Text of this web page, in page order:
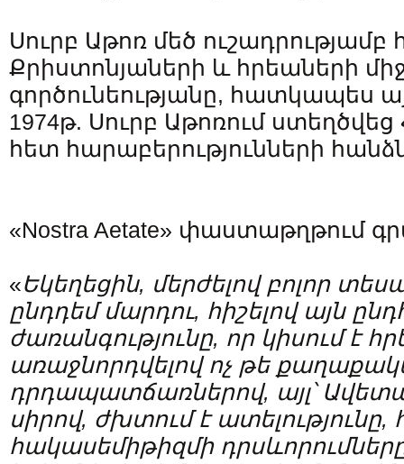
Սուրբ Աթոռ մեծ ուշադրությամբ
Քրիստոնյաների և հրեաների
գործունեությանը, հատկապես
1974թ. Սուրբ Աթոռում
հետ հարաբերությունների
«Nostra Aetate» փաստաթղթում
«Եկեղեցին, մերժելով բոլոր
ընդդեմ մարդու, հիշելով այն
ժառանգությունը, որ կիսում է
առաջնորդվելով ոչ թե
դրդապատճառներով, այլ՝
սիրով, ժխտում է ատելությունը,
հակասեմիթիզմի